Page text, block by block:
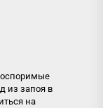
из запоя в
на